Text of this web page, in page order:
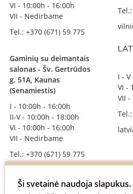
VI - 10:00h - 16:00h
VII - Nedirbame
Tel.: +370 (671) 59 775
Gaminių su deimantais
salonas - Šv. Gertrūdos
g. 51A, Kaunas
(Senamiestis)
I - 10:00h - 16:00h
II-V - 10:00h - 18:00h
VI - 10:00h - 16:00h
VII - Nedirbame
Tel.: +370 (671) 59 775
I -
VI -
VII
Ši svetainė naudoja slapukus.